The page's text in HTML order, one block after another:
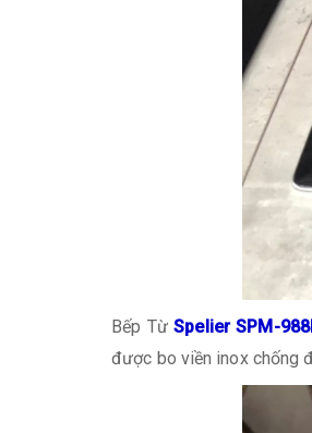
Bếp TừSpelier SPM-
được bo viền inox chống